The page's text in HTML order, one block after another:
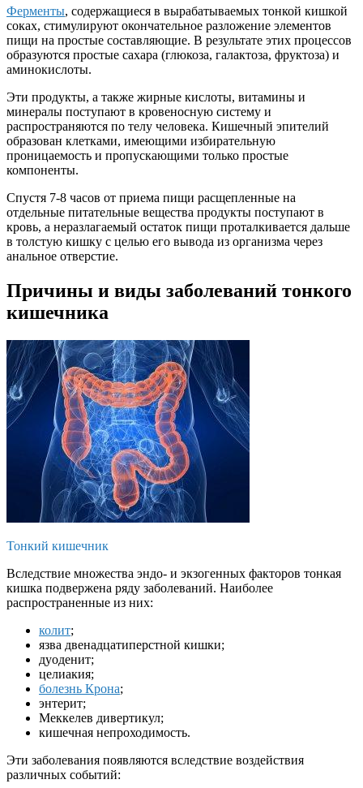
Ферменты, содержащиеся в вырабатываемых тонкой кишкой
соках, стимулируют окончательное разложение элементов
пищи на простые составляющие. В результате этих процессов
образуются простые сахара (глюкоза, галактоза, фруктоза) и
аминокислоты.
Эти продукты, а также жирные кислоты, витамины и
минералы поступают в кровеносную систему и
распространяются по телу человека. Кишечный эпителий
образован клетками, имеющими избирательную
проницаемость и пропускающими только простые
компоненты.
Спустя 7-8 часов от приема пищи расщепленные на
отдельные питательные вещества продукты поступают в
кровь, а неразлагаемый остаток пищи проталкивается дальше
в толстую кишку с целью его вывода из организма через
анальное отверстие.
Причины и виды заболеваний тонкого
кишечника
Тонкий кишечник
Вследствие множества эндо- и экзогенных факторов тонкая
кишка подвержена ряду заболеваний. Наиболее
распространенные из них:
колит;
язва двенадцатиперстной кишки;
дуоденит;
целиакия;
болезнь Крона;
энтерит;
Меккелев дивертикул;
кишечная непроходимость.
Эти заболевания появляются вследствие воздействия
различных событий: